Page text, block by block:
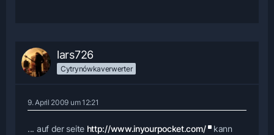
lars726
Cytrynówkaverwerter
9. April 2009 um 12:21
... auf der seite http://www.inyourpocket.com/
kann